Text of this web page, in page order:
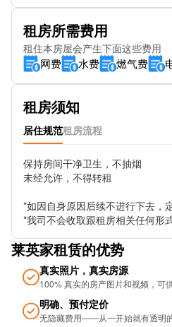
Peninsular Park Road
Calvert Road
Marlton Street (Stop P)
Milner Road Canning Town Stop C
Godbold Road Stop M
Ladysmith Road
Stephens Court
East London Cemetery
Suffolk Road
租房所需费用
租住本房屋会产生下面这些费用
网费 水费 燃气费
租房须知
居住规范租房流程
保持房间干净卫生，不抽烟
未经允许，不得转租
*如因自身原因后续不进行下去，
*我司不会收取跟租房相关任何形
莱英家租赁的优势
真实照片，真实房源
100% 真实的房产图片和视频，可
明确、预付定价
无隐藏费用——从一开始就有透明的